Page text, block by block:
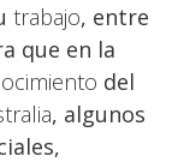
trabajo, entre
que en la
del
, algunos